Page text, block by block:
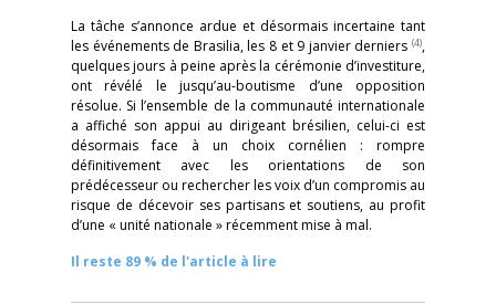
La tâche s’annonce ardue et désormais incertaine tant
les événements de Brasilia, les 8 et 9 janvier derniers (4),
quelques jours à peine après la cérémonie d’investiture,
ont révélé le jusqu’au-boutisme d’une opposition
résolue. Si l’ensemble de la communauté internationale
a affiché son appui au dirigeant brésilien, celui-ci est
désormais face à un choix cornélien : rompre
définitivement avec les orientations de son
prédécesseur ou rechercher les voix d’un compromis au
risque de décevoir ses partisans et soutiens, au profit
d’une « unité nationale » récemment mise à mal.
Il reste 89 % de l'article à lire